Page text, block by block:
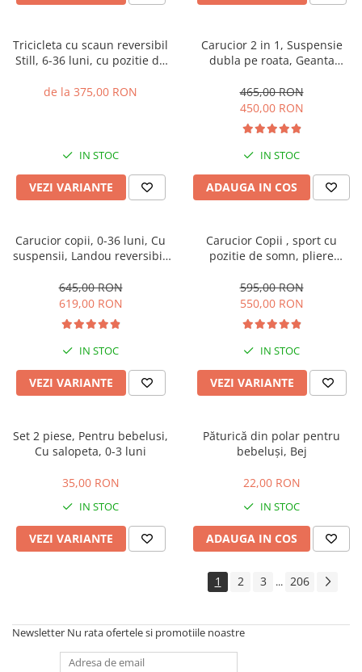
Tricicleta cu scaun reversibil
Still, 6-36 luni, cu pozitie de
plina
de la 375,00 RON
IN STOC
VEZI VARIANTE
Carucior 2 in 1, Suspensie
dubla pe roata, Geanta
Belecoo, turcoaz
465,00 RON
450,00 RON
IN STOC
ADAUGA IN COS
Carucior copii, 0-36 luni, Cu
suspensii, Landou reversibil,
Roata cauciuc
645,00 RON
619,00 RON
IN STOC
VEZI VARIANTE
Carucior Copii , sport cu
pozitie de somn, pliere
reglabil, Tehnologia One-
Hand Folding, copertina
extensibila, maner reversibil,
husa de picioare si geanta
595,00 RON
550,00 RON
IN STOC
VEZI VARIANTE
Set 2 piese, Pentru bebelusi,
Cu salopeta, 0-3 luni
35,00 RON
IN STOC
VEZI VARIANTE
Păturică din polar pentru
bebeluși, Bej
22,00 RON
IN STOC
ADAUGA IN COS
1 2 3 ... 206
Newsletter Nu rata ofertele si promotiile noastre